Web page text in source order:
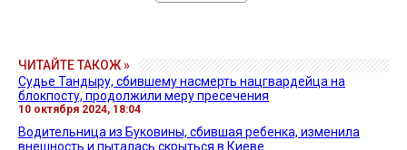
ЧИТАЙТЕ ТАКОЖ »
Судье Тандыру, сбившему насмерть нацгвардейца на
блокпосту, продолжили меру пресечения
10 октября 2024, 18:04
Водительница из Буковины, сбившая ребенка, изменила
внешность и пыталась скрыться в Киеве